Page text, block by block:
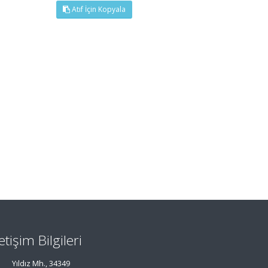
Atıf İçin Kopyala
Bilgileri
Yıldız Mh., 34349